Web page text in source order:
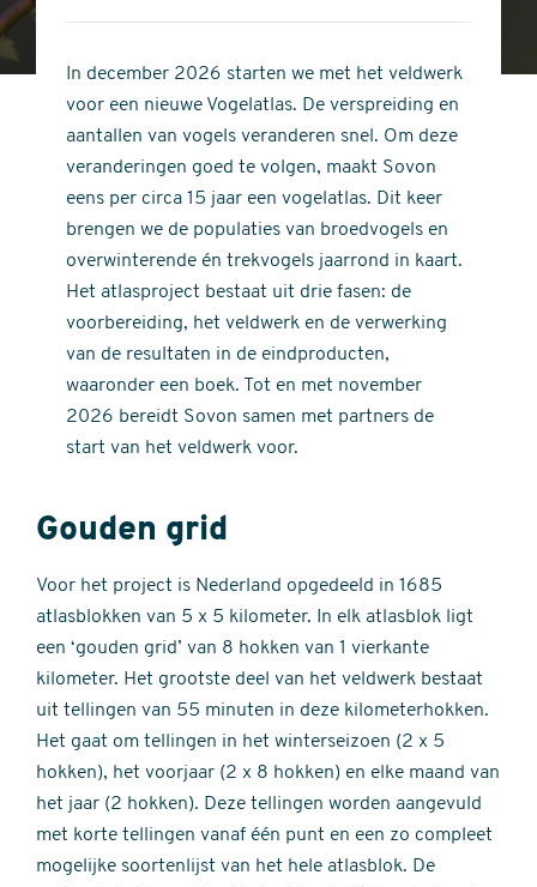
stars
of
stars
In december 2026 starten we met het veldwerk
voor een nieuwe Vogelatlas. De verspreiding en
aantallen van vogels veranderen snel. Om deze
veranderingen goed te volgen, maakt Sovon
eens per circa 15 jaar een vogelatlas. Dit keer
brengen we de populaties van broedvogels en
overwinterende én trekvogels jaarrond in kaart.
Het atlasproject bestaat uit drie fasen: de
voorbereiding, het veldwerk en de verwerking
van de resultaten in de eindproducten,
waaronder een boek. Tot en met november
2026 bereidt Sovon samen met partners de
start van het veldwerk voor.
Gouden grid
Voor het project is Nederland opgedeeld in 1685
atlasblokken van 5 x 5 kilometer. In elk atlasblok ligt
een ‘gouden grid’ van 8 hokken van 1 vierkante
kilometer. Het grootste deel van het veldwerk bestaat
uit tellingen van 55 minuten in deze kilometerhokken.
Het gaat om tellingen in het winterseizoen (2 x 5
hokken), het voorjaar (2 x 8 hokken) en elke maand van
het jaar (2 hokken). Deze tellingen worden aangevuld
met korte tellingen vanaf één punt en een zo compleet
mogelijke soortenlijst van het hele atlasblok. De